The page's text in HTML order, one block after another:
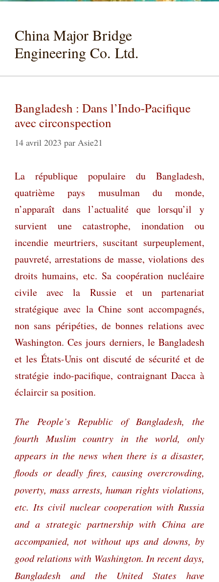
China Major Bridge
Engineering Co. Ltd.
Bangladesh : Dans l’Indo-Pacifique
avec circonspection
14 avril 2023 par Asie21
La république populaire du Bangladesh,
quatrième pays musulman du monde,
n’apparaît dans l’actualité que lorsqu’il y
survient une catastrophe, inondation ou
incendie meurtriers, suscitant surpeuplement,
pauvreté, arrestations de masse, violations des
droits humains, etc. Sa coopération nucléaire
civile avec la Russie et un partenariat
stratégique avec la Chine sont accompagnés,
non sans péripéties, de bonnes relations avec
Washington. Ces jours derniers, le Bangladesh
et les États-Unis ont discuté de sécurité et de
stratégie indo-pacifique, contraignant Dacca à
éclaircir sa position.
The People’s Republic of Bangladesh, the
fourth Muslim country in the world, only
appears in the news when there is a disaster,
floods or deadly fires, causing overcrowding,
poverty, mass arrests, human rights violations,
etc. Its civil nuclear cooperation with Russia
and a strategic partnership with China are
accompanied, not without ups and downs, by
good relations with Washington. In recent days,
Bangladesh and the United States have